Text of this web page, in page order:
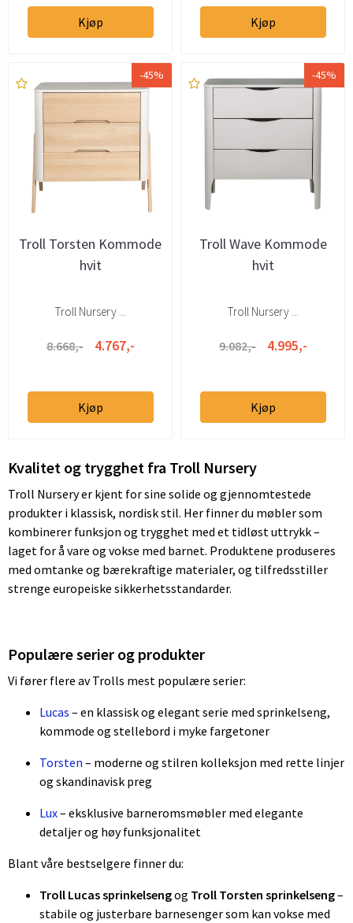
Kjøp Kjøp
-45%
Troll Torsten Kommode
hvit
Troll Nursery ...
8.668,- 4.767,-
Kjøp
-45%
Troll Wave Kommode
hvit
Troll Nursery ...
9.082,- 4.995,-
Kjøp
Kvalitet og trygghet fra Troll Nursery
Troll Nursery er kjent for sine solide og gjennomtestede
produkter i klassisk, nordisk stil. Her finner du møbler som
kombinerer funksjon og trygghet med et tidløst uttrykk –
laget for å vare og vokse med barnet. Produktene produseres
med omtanke og bærekraftige materialer, og tilfredsstiller
strenge europeiske sikkerhetsstandarder.
Populære serier og produkter
Vi fører flere av Trolls mest populære serier:
Lucas – en klassisk og elegant serie med sprinkelseng,
kommode og stellebord i myke fargetoner
Torsten – moderne og stilren kolleksjon med rette linjer
og skandinavisk preg
Lux– eksklusive barneromsmøbler med elegante
detaljer og høy funksjonalitet
Blant våre bestselgere finner du:
Troll Lucas sprinkelsengog Troll Torsten sprinkelseng–
stabile og justerbare barnesenger som kan vokse med